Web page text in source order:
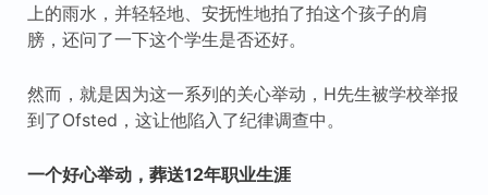
上的雨水，并轻轻地、安抚性地拍了拍这个孩子的肩
膀，还问了一下这个学生是否还好。
然而，就是因为这一系列的关心举动，H先生被学校举报
到了Ofsted，这让他陷入了纪律调查中。
一个好心举动，葬送12年职业生涯